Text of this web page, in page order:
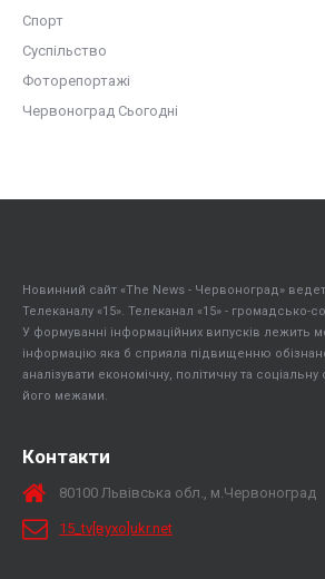
Спорт
Суспільство
Фоторепортажі
Червоноград Сьогодні
Новинний сайт «The News - Червоноград»
Телеканалу «15». Телеканал «15» - громадсько-
У формуванні інформаційних випусків лежить
інформацію яка б сприяла підвищенню
аналізувати економічну, політичну та соціальну
його межами.
Контакти
80100 Львівська обл., м.Червоноград
15_tv[вухо]ukr.net